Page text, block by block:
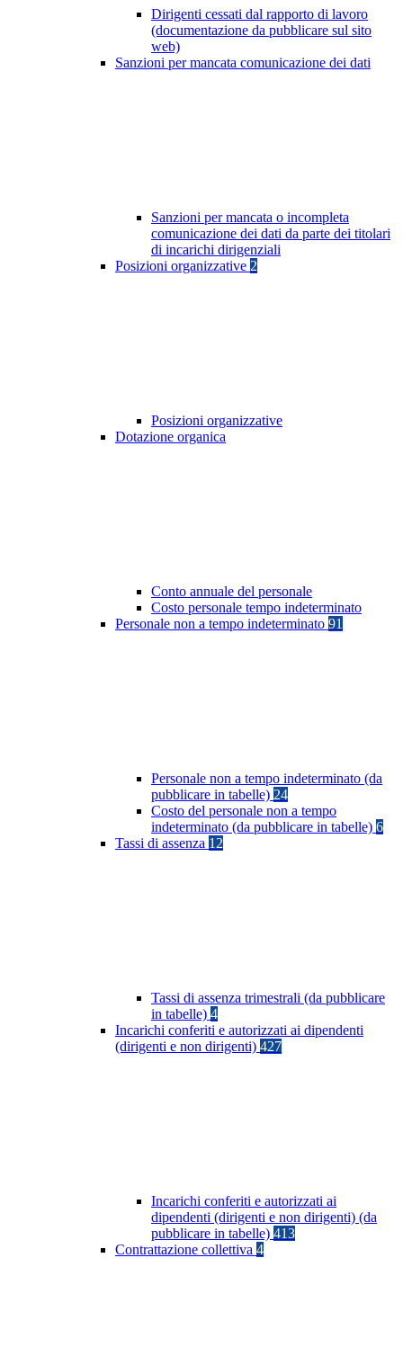
Dirigenti cessati dal rapporto di lavoro
(documentazione da pubblicare sul sito
web)
Sanzioni per mancata comunicazione dei dati
Sanzioni per mancata o incompleta
comunicazione dei dati da parte dei titolari
di incarichi dirigenziali
Posizioni organizzative 2
Posizioni organizzative
Dotazione organica
Conto annuale del personale
Costo personale tempo indeterminato
Personale non a tempo indeterminato 91
Personale non a tempo indeterminato (da
pubblicare in tabelle) 24
Costo del personale non a tempo
indeterminato (da pubblicare in tabelle) 6
Tassi di assenza 12
Tassi di assenza trimestrali (da pubblicare
in tabelle) 4
Incarichi conferiti e autorizzati ai dipendenti
(dirigenti e non dirigenti) 427
Incarichi conferiti e autorizzati ai
dipendenti (dirigenti e non dirigenti) (da
pubblicare in tabelle) 413
Contrattazione collettiva 4